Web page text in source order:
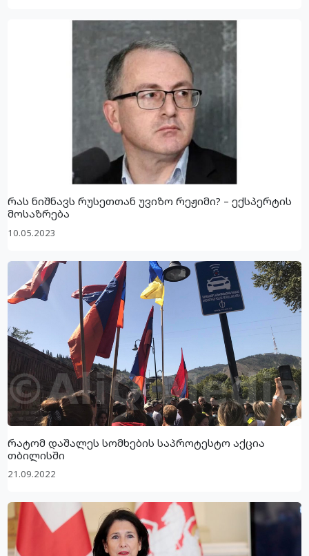
რას ნიშნავს რუსეთთან უვიზო რეჟიმი? – ექსპერტის
მოსაზრება
10.05.2023
რატომ დაშალეს სომხების საპროტესტო აქცია
თბილისში
21.09.2022